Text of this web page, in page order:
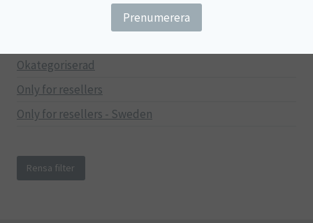
Okategoriserad
Only for resellers
Only for resellers - Sweden
Rensa filter